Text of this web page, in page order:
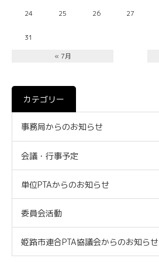
24 25 26 27
31
« 7月
カテゴリー
事務局からのお知らせ
会議・行事予定
単位PTAからのお知らせ
委員会活動
姫路市連合PTA協議会からのお知らせ